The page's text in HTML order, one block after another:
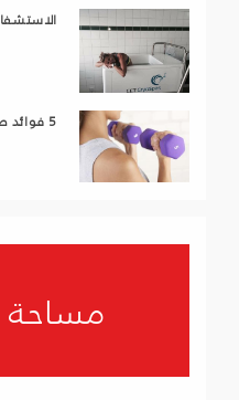
5 فوائد صحية لممارسة ألعاب القوى
مساحة